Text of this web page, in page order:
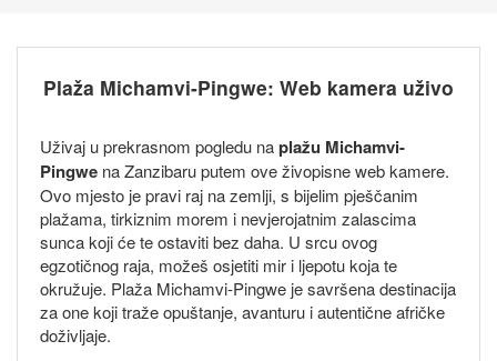
Plaža Michamvi-Pingwe: Web kamera uživo
Uživaj u prekrasnom pogledu naplažu Michamvi-
Pingwe na Zanzibaru putem ove živopisne web kamere.
Ovo mjesto je pravi raj na zemlji, s bijelim pješčanim
plažama, tirkiznim morem i nevjerojatnim zalascima
sunca koji će te ostaviti bez daha. U srcu ovog
egzotičnog raja, možeš osjetiti mir i ljepotu koja te
okružuje. Plaža Michamvi-Pingwe je savršena destinacija
za one koji traže opuštanje, avanturu i autentične afričke
doživljaje.